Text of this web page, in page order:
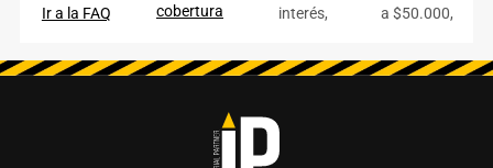
Ir a la FAQ
cobertura
interés,
a $50.000,